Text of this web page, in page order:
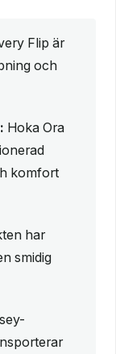
Flip är
och
Hoka Ora
komfort
har
smidig